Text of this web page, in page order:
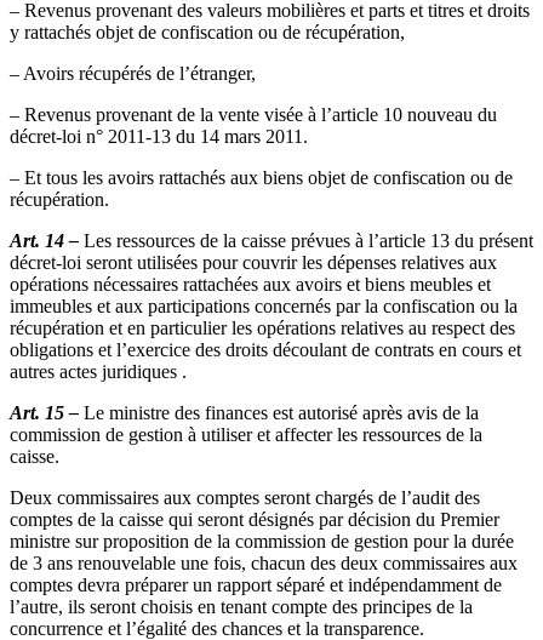
– Revenus provenant des valeurs mobilières et parts et titres et droits
y rattachés objet de confiscation ou de récupération,
– Avoirs récupérés de l’étranger,
– Revenus provenant de la vente visée à l’article 10 nouveau du
décret-loi n° 2011-13 du 14 mars 2011.
– Et tous les avoirs rattachés aux biens objet de confiscation ou de
récupération.
Art. 14 – Les ressources de la caisse prévues à l’article 13 du présent
décret-loi seront utilisées pour couvrir les dépenses relatives aux
opérations nécessaires rattachées aux avoirs et biens meubles et
immeubles et aux participations concernés par la confiscation ou la
récupération et en particulier les opérations relatives au respect des
obligations et l’exercice des droits découlant de contrats en cours et
autres actes juridiques .
Art. 15 – Le ministre des finances est autorisé après avis de la
commission de gestion à utiliser et affecter les ressources de la
caisse.
Deux commissaires aux comptes seront chargés de l’audit des
comptes de la caisse qui seront désignés par décision du Premier
ministre sur proposition de la commission de gestion pour la durée
de 3 ans renouvelable une fois, chacun des deux commissaires aux
comptes devra préparer un rapport séparé et indépendamment de
l’autre, ils seront choisis en tenant compte des principes de la
concurrence et l’égalité des chances et la transparence.